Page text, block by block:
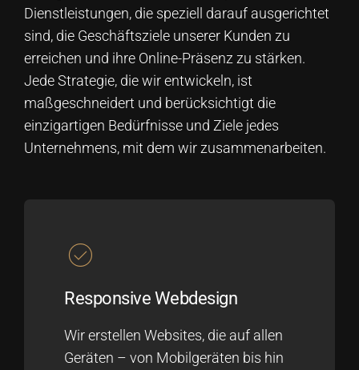
Dienstleistungen, die speziell darauf ausgerichtet
sind, die Geschäftsziele unserer Kunden zu
erreichen und ihre Online-Präsenz zu stärken.
Jede Strategie, die wir entwickeln, ist
maßgeschneidert und berücksichtigt die
einzigartigen Bedürfnisse und Ziele jedes
Unternehmens, mit dem wir zusammenarbeiten.
Responsive Webdesign
Wir erstellen Websites, die auf allen
Geräten – von Mobilgeräten bis hin